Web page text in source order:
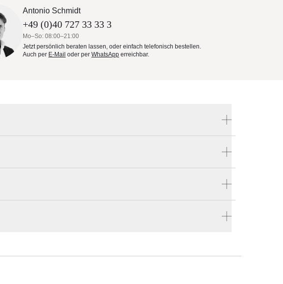
Antonio Schmidt
+49 (0)40 727 33 33 3
Mo–So: 08:00–21:00
Jetzt persönlich beraten lassen, oder einfach telefonisch bestellen.
Auch per E-Mail oder per WhatsApp erreichbar.